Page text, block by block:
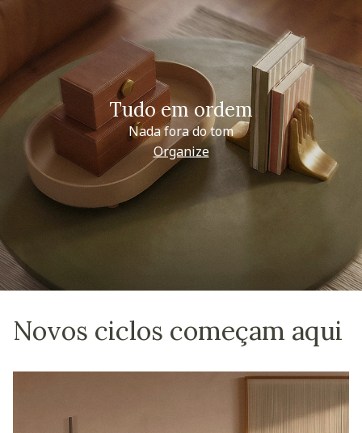
Tudo em ordem
Nada fora do tom
Organize
Novos ciclos começam aqui